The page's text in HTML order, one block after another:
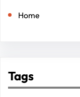
Home
Tags